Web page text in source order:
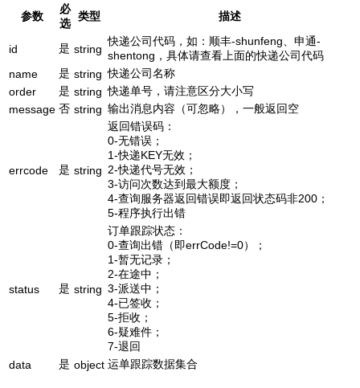
参数
必
选
类型 描述
id 是 string
快递公司代码，如：顺丰-shunfeng、申通-
shentong，具体请查看上面的快递公司代码
name
是 string 快递公司名称
order
是 string 快递单号，请注意区分大小写
message 否 string 输出消息内容（可忽略），一般返回空
errcode 是 string
返回错误码：
0-无错误；
1-快递KEY无效；
2-快递代号无效；
3-访问次数达到最大额度；
4-查询服务器返回错误即返回状态码非200；
5-程序执行出错
status 是 string
订单跟踪状态：
0-查询出错（即errCode!=0）；
1-暂无记录；
2-在途中；
3-派送中；
4-已签收；
5-拒收；
6-疑难件；
7-退回
data
是 object 运单跟踪数据集合